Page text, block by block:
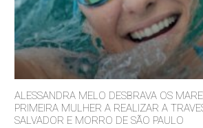
ALESSANDRA MELO DESBRAVA OS
PRIMEIRA MULHER A REALIZAR A
SALVADOR E MORRO DE SÃO PAULO